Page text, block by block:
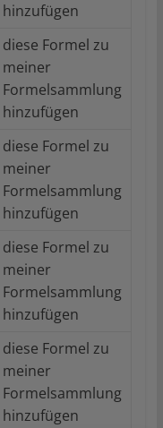
hinzufügen
diese Formel zu
meiner
Formelsammlung
hinzufügen
diese Formel zu
meiner
Formelsammlung
hinzufügen
diese Formel zu
meiner
Formelsammlung
hinzufügen
diese Formel zu
meiner
Formelsammlung
hinzufügen